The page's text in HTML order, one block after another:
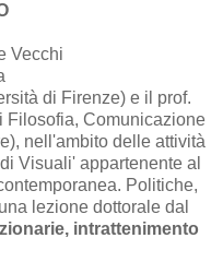
Vecchi
di Firenze) e il prof.
Filosofia, Comunicazione
nell'ambito delle attività
Visuali' appartenente al
Politiche,
lezione dottorale dal
intrattenimento